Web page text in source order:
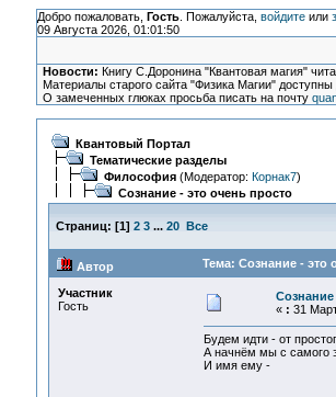
Добро пожаловать, Гость. Пожалуйста, войдитеили
09 Августа 2026, 01:01:50
Новости: Книгу С.Доронина "Квантовая магия"
Материалы старого сайта "Физика Магии"
О замеченных глюках просьба писать на почту
Квантовый Портал
Тематические разделы
Философия(Модератор: Корнак7)
Сознание - это очень просто
Страниц: [1] 2 3 ... 20 Все
Автор Тема: Сознание - это
Участник
Гость
Сознание
« : 31
Будем идти - от
А начнём мы с самого
И имя ему -